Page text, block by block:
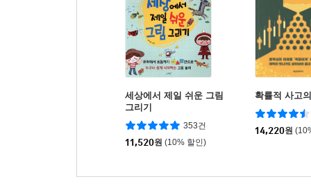
세상에서 제일 쉬운 그림
그리기
353건
11,520원 (10% 할인)
확률적 사고
14,220원